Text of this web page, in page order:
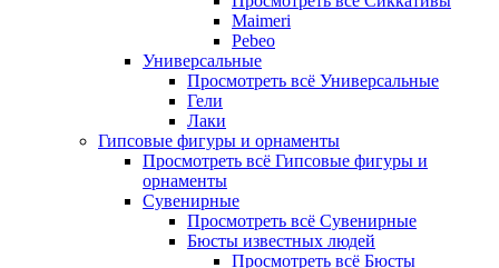
Maimeri
Pebeo
Универсальные
Просмотреть всё Универсальные
Гели
Лаки
Гипсовые фигуры и орнаменты
Просмотреть всё Гипсовые фигуры и
орнаменты
Сувенирные
Просмотреть всё Сувенирные
Бюсты известных людей
Просмотреть всё Бюсты